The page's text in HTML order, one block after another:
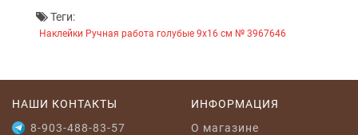
Теги:
Наклейки Ручная работа голубые 9x16 см № 3967646
НАШИ КОНТАКТЫ
8-903-488-83-57
ИНФОРМАЦИЯ
O магазине